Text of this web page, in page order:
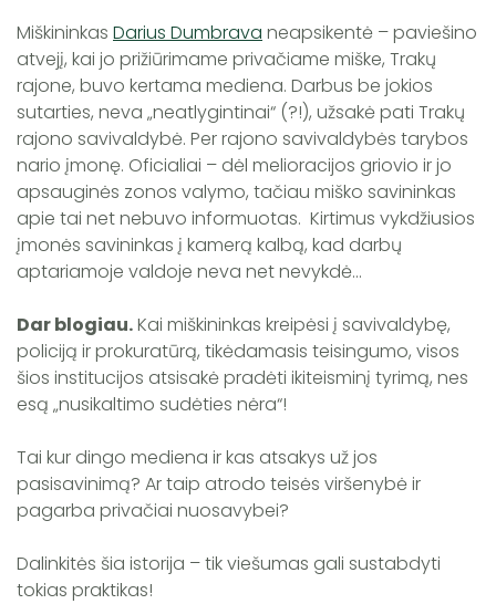
Miškininkas Darius Dumbrava neapsikentė – paviešino
atvejį, kai jo prižiūrimame privačiame miške, Trakų
rajone, buvo kertama mediena. Darbus be jokios
sutarties, neva „neatlygintinai“ (?!), užsakė pati Trakų
rajono savivaldybė. Per rajono savivaldybės tarybos
nario įmonę. Oficialiai – dėl melioracijos griovio ir jo
apsauginės zonos valymo, tačiau miško savininkas
apie tai net nebuvo informuotas. Kirtimus vykdžiusios
įmonės savininkas į kamerą kalbą, kad darbų
aptariamoje valdoje neva net nevykdė...
Dar blogiau.Kai miškininkas kreipėsi į savivaldybę,
policiją ir prokuratūrą, tikėdamasis teisingumo, visos
šios institucijos atsisakė pradėti ikiteisminį tyrimą, nes
esą „nusikaltimo sudėties nėra“!
Tai kur dingo mediena ir kas atsakys už jos
pasisavinimą? Ar taip atrodo teisės viršenybė ir
pagarba privačiai nuosavybei?
Dalinkitės šia istorija – tik viešumas gali sustabdyti
tokias praktikas!